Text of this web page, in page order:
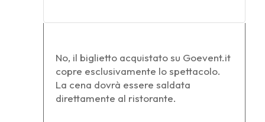
No, il biglietto acquistato su Goevent.it
copre esclusivamente lo spettacolo.
La cena dovrà essere saldata
direttamente al ristorante.